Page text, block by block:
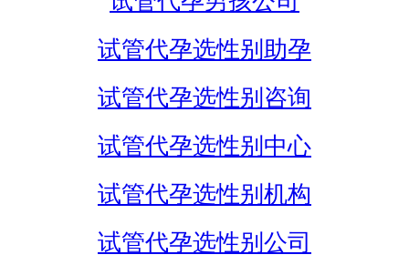
试管代孕选性别助孕
试管代孕选性别咨询
试管代孕选性别中心
试管代孕选性别机构
试管代孕选性别公司